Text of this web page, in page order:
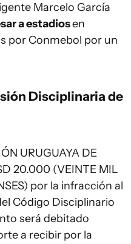
Marcelo García
a estadiosen
por Conmebol por un
Disciplinaria de
URUGUAYA DE
20.000 (VEINTE MIL
por la infracción al
Código Disciplinario
será debitado
a recibir por la